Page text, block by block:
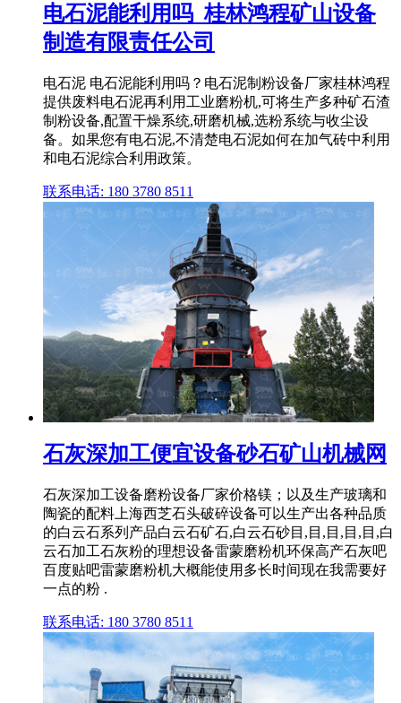
电石泥能利用吗_桂林鸿程矿山设备
制造有限责任公司
电石泥 电石泥能利用吗？电石泥制粉设备厂家桂林鸿程
提供废料电石泥再利用工业磨粉机,可将生产多种矿石渣
制粉设备,配置干燥系统,研磨机械,选粉系统与收尘设
备。如果您有电石泥,不清楚电石泥如何在加气砖中利用
和电石泥综合利用政策。
联系电话: 180 3780 8511
石灰深加工便宜设备砂石矿山机械网
石灰深加工设备磨粉设备厂家价格镁；以及生产玻璃和
陶瓷的配料上海西芝石头破碎设备可以生产出各种品质
的白云石系列产品白云石矿石,白云石砂目,目,目,目,目,白
云石加工石灰粉的理想设备雷蒙磨粉机环保高产石灰吧
百度贴吧雷蒙磨粉机大概能使用多长时间现在我需要好
一点的粉 .
联系电话: 180 3780 8511